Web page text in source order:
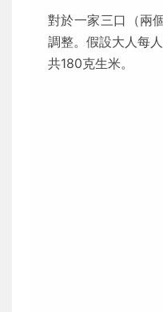
對於一家三口（兩
調整。假設大人每
共180克生米。